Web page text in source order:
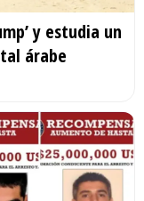
y estudia un
árabe